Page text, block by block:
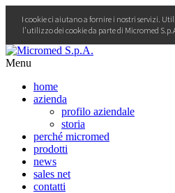
I cookie ci aiutano a fornire i nostri servizi.
l’utilizzo dei cookie da parte di Micromed
Menu
home
azienda
profilo aziendale
storia
perché micromed
prodotti
news
sales net
contatti